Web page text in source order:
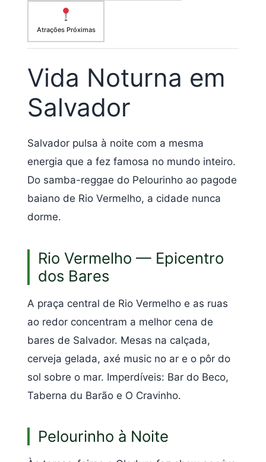
Atrações Próximas
Vida Noturna em
Salvador
Salvador pulsa à noite com a mesma
energia que a fez famosa no mundo inteiro.
Do samba-reggae do Pelourinho ao pagode
baiano de Rio Vermelho, a cidade nunca
dorme.
Rio Vermelho — Epicentro
dos Bares
A praça central de Rio Vermelho e as ruas
ao redor concentram a melhor cena de
bares de Salvador. Mesas na calçada,
cerveja gelada, axé music no ar e o pôr do
sol sobre o mar. Imperdíveis: Bar do Beco,
Taberna du Barão e O Cravinho.
Pelourinho à Noite